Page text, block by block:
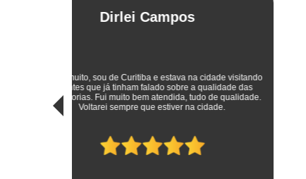
Arthur Mello
Roupas sociais de excelente qualidade e preço mais do que
justo! Atendimento ímpar!